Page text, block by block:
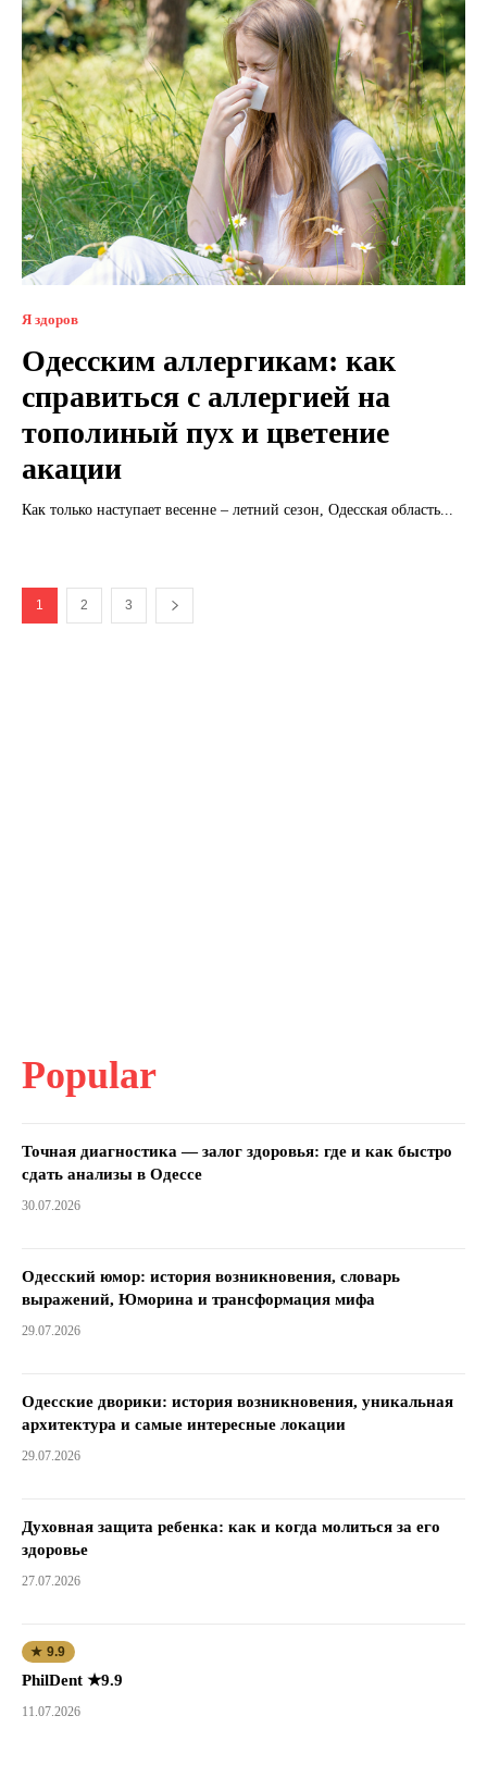
Я здоров
Одесским аллергикам: как
справиться с аллергией на
тополиный пух и цветение
акации
Как только наступает весенне – летний сезон, Одесская область...
1 2 3
Popular
Точная диагностика — залог здоровья: где и как быстро
сдать анализы в Одессе
30.07.2026
Одесский юмор: история возникновения, словарь
выражений, Юморина и трансформация мифа
29.07.2026
Одесские дворики: история возникновения, уникальная
архитектура и самые интересные локации
29.07.2026
Духовная защита ребенка: как и когда молиться за его
здоровье
27.07.2026
★ 9.9
PhilDent ★9.9
11.07.2026